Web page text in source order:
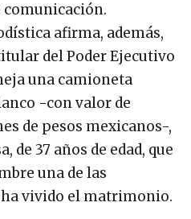
comunicación.
afirma, además,
del Poder Ejecutivo
una camioneta
-con valor de
de pesos mexicanos-,
de 37 años de edad, que
una de las
vivido el matrimonio.